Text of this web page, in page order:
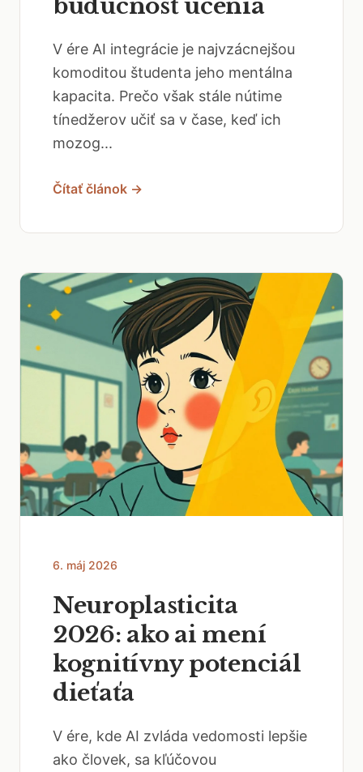
budúcnosť učenia
V ére AI integrácie je najvzácnejšou
komoditou študenta jeho mentálna
kapacita. Prečo však stále nútime
tínedžerov učiť sa v čase, keď ich
mozog...
Čítať článok →
6. máj 2026
Neuroplasticita
2026: ako ai mení
kognitívny potenciál
dieťaťa
V ére, kde AI zvláda vedomosti lepšie
ako človek, sa kľúčovou